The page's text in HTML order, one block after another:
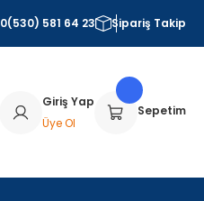
0(530) 581 64 23 Sipariş Takip
Giriş Yap
Üye Ol
Sepetim